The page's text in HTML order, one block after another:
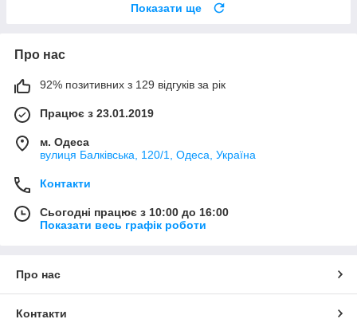
Показати ще
Про нас
92% позитивних з 129 відгуків за рік
Працює з 23.01.2019
м. Одеса
вулиця Балківська, 120/1, Одеса, Україна
Контакти
Сьогодні працює з 10:00 до 16:00
Показати весь графік роботи
Про нас
Контакти